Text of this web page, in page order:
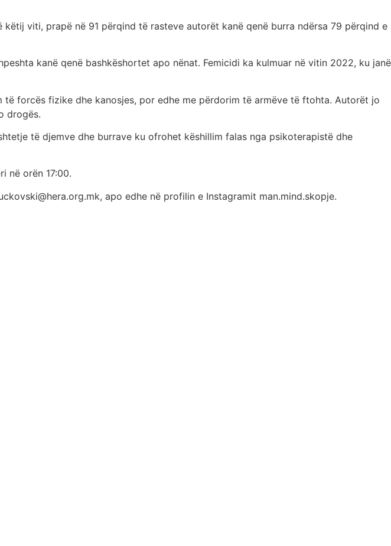
viti, prapë në 91 përqind të rasteve autorët kanë qenë burra ndërsa 79 përqind e
kanë qenë bashkëshortet apo nënat. Femicidi ka kulmuar në vitin 2022, ku janë
forcës fizike dhe kanosjes, por edhe me përdorim të armëve të ftohta. Autorët jo
drogës.
të djemve dhe burrave ku ofrohet këshillim falas nga psikoterapistë dhe
në orën 17:00.
apo edhe në profilin e Instagramit man.mind.skopje.